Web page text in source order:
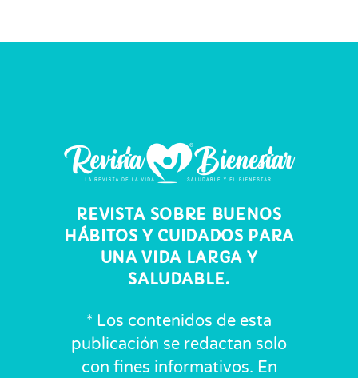
REVISTA SOBRE BUENOS
HÁBITOS Y CUIDADOS PARA
UNA VIDA LARGA Y
SALUDABLE.
* Los contenidos de esta
publicación se redactan solo
con fines informativos. En